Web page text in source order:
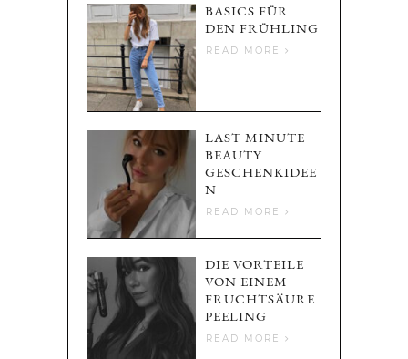
BASICS FÜR
DEN FRÜHLING
READ MORE
LAST MINUTE
BEAUTY
GESCHENKIDEE
N
READ MORE
DIE VORTEILE
VON EINEM
FRUCHTSÄURE
PEELING
READ MORE